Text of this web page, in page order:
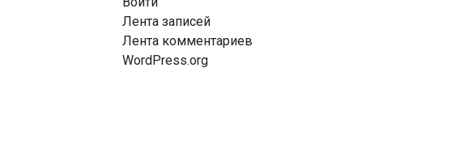
Лента записей
Лента комментариев
WordPress.org